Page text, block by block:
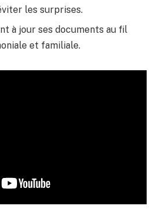
les surprises.
à jour ses documents au fil
et familiale.